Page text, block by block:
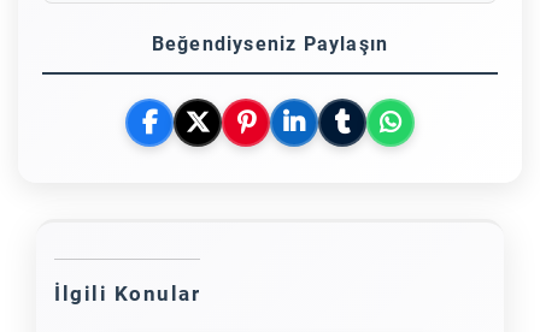
Beğendiyseniz Paylaşın
İlgili Konular